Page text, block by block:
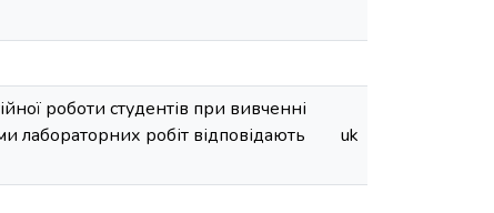
роботи студентів при вивченні
лабораторних робіт відповідають
uk